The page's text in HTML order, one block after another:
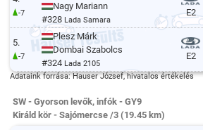
-7
Nagy Mariann
#328 Lada Samara
E2
5.
-7
Plesz Márk
Dombai Szabolcs
#324 Lada 2105
E2
Adataink forrása: Hauser József, hivatalos értékelés
SW - Gyorson levők, infók - GY9
Királd kör - Sajómercse /3 (19.45 km)